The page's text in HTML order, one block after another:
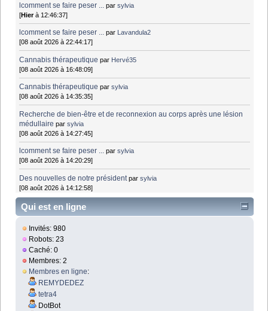
lcomment se faire peser ... parsylvia
[Hierà 12:46:37]
lcomment se faire peser ... par
Lavandula2
[08 août 2026 à 22:44:17]
Cannabis thérapeutique par Hervé35
[08 août 2026 à 16:48:09]
Cannabis thérapeutique parsylvia
[08 août 2026 à 14:35:35]
Recherche de bien-être et de reconnexion au corps après une lésion
médullaire parsylvia
[08 août 2026 à 14:27:45]
lcomment se faire peser ... parsylvia
[08 août 2026 à 14:20:29]
Des nouvelles de notre président parsylvia
[08 août 2026 à 14:12:58]
Qui est en ligne
Invités: 980
Robots: 23
Caché: 0
Membres: 2
Membres en ligne:
REMYDEDEZ
tetra4
DotBot